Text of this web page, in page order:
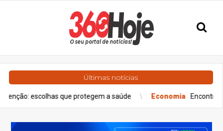
Últimas notícias
que protegem a saúde Economia Encontro de Relações